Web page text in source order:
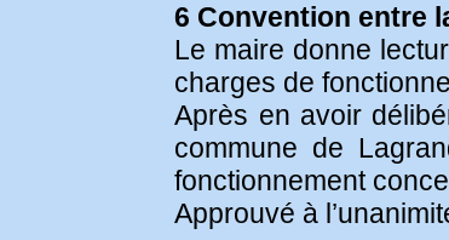
6 Convention entre
Le maire donne
charges de
Après en avoir
commune de
fonctionnement
Approuvé à